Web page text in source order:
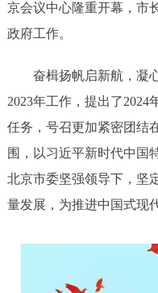
绿色北京
多语种
ENGLISH
DEUTSCH
ESPAÑOL
京会议中心隆重开幕，市
政府工作。
奋楫扬帆启新航，凝心
2023年工作，提出了
任务，号召更加紧密团结
围，以习近平新时代中国
北京市委坚强领导下，坚
量发展，为推进中国式现